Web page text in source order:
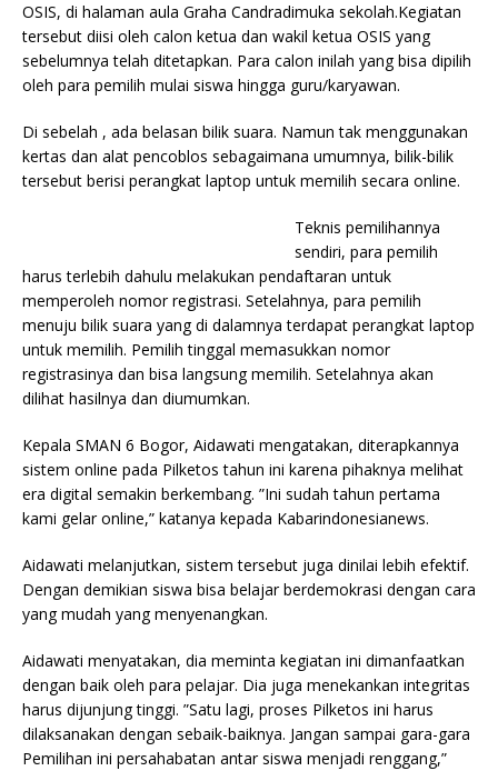
OSIS, di halaman aula Graha Candradimuka sekolah.Kegiatan
tersebut diisi oleh calon ketua dan wakil ketua OSIS yang
sebelumnya telah ditetapkan. Para calon inilah yang bisa dipilih
oleh para pemilih mulai siswa hingga guru/karyawan.
Di sebelah , ada belasan bilik suara. Namun tak menggunakan
kertas dan alat pencoblos sebagaimana umumnya, bilik-bilik
tersebut berisi perangkat laptop untuk memilih secara online.
Teknis pemilihannya
sendiri, para pemilih
harus terlebih dahulu melakukan pendaftaran untuk
memperoleh nomor registrasi. Setelahnya, para pemilih
menuju bilik suara yang di dalamnya terdapat perangkat laptop
untuk memilih. Pemilih tinggal memasukkan nomor
registrasinya dan bisa langsung memilih. Setelahnya akan
dilihat hasilnya dan diumumkan.
Kepala SMAN 6 Bogor, Aidawati mengatakan, diterapkannya
sistem online pada Pilketos tahun ini karena pihaknya melihat
era digital semakin berkembang. ”Ini sudah tahun pertama
kami gelar online,” katanya kepada Kabarindonesianews.
Aidawati melanjutkan, sistem tersebut juga dinilai lebih efektif.
Dengan demikian siswa bisa belajar berdemokrasi dengan cara
yang mudah yang menyenangkan.
Aidawati menyatakan, dia meminta kegiatan ini dimanfaatkan
dengan baik oleh para pelajar. Dia juga menekankan integritas
harus dijunjung tinggi. ”Satu lagi, proses Pilketos ini harus
dilaksanakan dengan sebaik-baiknya. Jangan sampai gara-gara
Pemilihan ini persahabatan antar siswa menjadi renggang,”